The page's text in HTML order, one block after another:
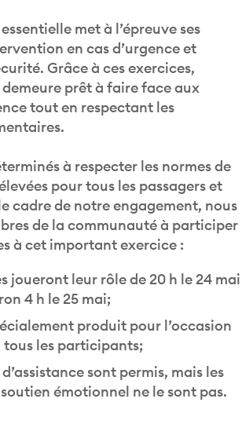
met à l’épreuve ses
en cas d’urgence et
Grâce à ces exercices,
prêt à faire face aux
tout en respectant les
à respecter les normes de
pour tous les passagers et
cadre de notre engagement, nous
de la communauté à participer
à cet important exercice :
joueront leur rôle de 20 h le 24 mai
4 h le 25 mai;
produit pour l’occasion
les participants;
sont permis, mais les
émotionnel ne le sont pas.